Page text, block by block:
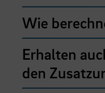
Wie
Erhalten
den